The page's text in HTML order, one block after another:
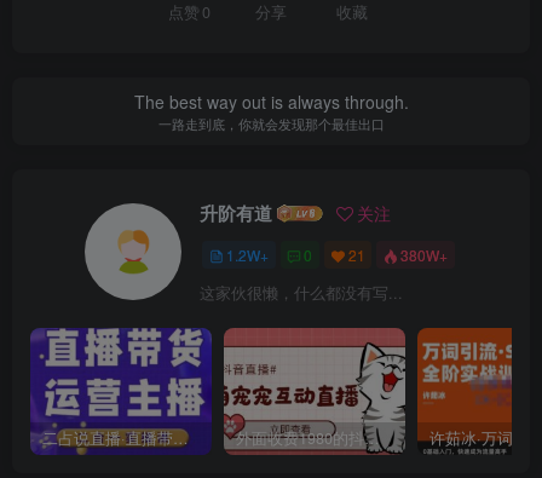
点赞 0 分享 收藏
The best way out is always through.
一路走到底，你就会发现那个最佳出口
升阶有道 关注
1.2W+ 0 21 380W+
这家伙很懒，什么都没有写...
二占说直播·直播带货主播运营课程，主播运营二合一实操课 外面收费1980的抖音萌宠宠直播项目，可虚拟人直播，抖音报白，实时互动直播【软件+详细教程】